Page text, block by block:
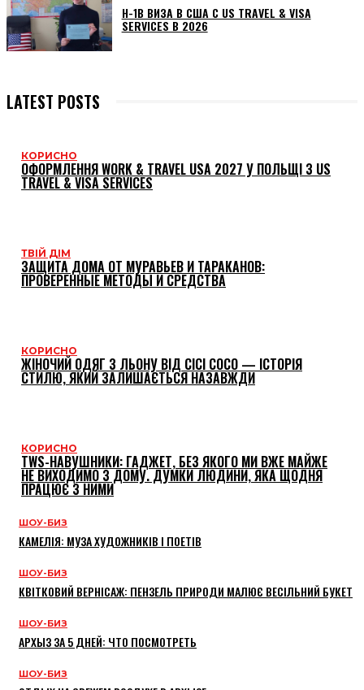
H-1B ВИЗА В США С US TRAVEL & VISA
SERVICES В 2026
LATEST POSTS
КОРИСНО
ОФОРМЛЕННЯ WORK & TRAVEL USA 2027 У ПОЛЬЩІ З US
TRAVEL & VISA SERVICES
ТВІЙ ДІМ
ЗАЩИТА ДОМА ОТ МУРАВЬЕВ И ТАРАКАНОВ:
ПРОВЕРЕННЫЕ МЕТОДЫ И СРЕДСТВА
КОРИСНО
ЖІНОЧИЙ ОДЯГ З ЛЬОНУ ВІД CICI COCO — ІСТОРІЯ
СТИЛЮ, ЯКИЙ ЗАЛИШАЄТЬСЯ НАЗАВЖДИ
КОРИСНО
TWS-НАВУШНИКИ: ГАДЖЕТ, БЕЗ ЯКОГО МИ ВЖЕ МАЙЖЕ
НЕ ВИХОДИМО З ДОМУ. ДУМКИ ЛЮДИНИ, ЯКА ЩОДНЯ
ПРАЦЮЄ З НИМИ
ШОУ-БИЗ
КАМЕЛІЯ: МУЗА ХУДОЖНИКІВ І ПОЕТІВ
ШОУ-БИЗ
КВІТКОВИЙ ВЕРНІСАЖ: ПЕНЗЕЛЬ ПРИРОДИ МАЛЮЄ ВЕСІЛЬНИЙ БУКЕТ
ШОУ-БИЗ
АРХЫЗ ЗА 5 ДНЕЙ: ЧТО ПОСМОТРЕТЬ
ШОУ-БИЗ